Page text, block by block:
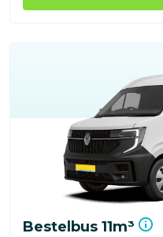
Bestelbus 11m³